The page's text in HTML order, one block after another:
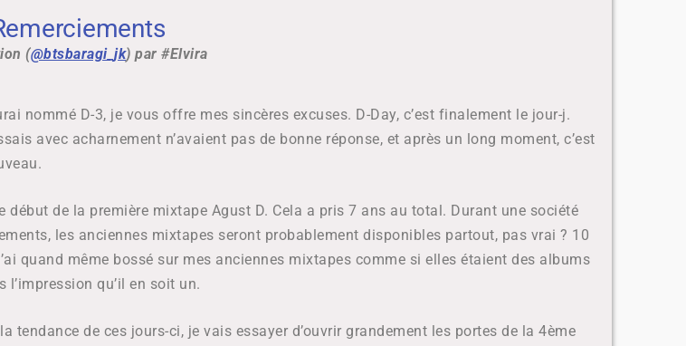
(@btsbaragi_jk) par #Elvira
nommé D-3, je vous offre mes sincères excuses. D-Day, c’est finalement le jour-j.
avec acharnement n’avaient pas de bonne réponse, et après un long moment, c’est
début de la première mixtape Agust D. Cela a pris 7 ans au total. Durant une société
les anciennes mixtapes seront probablement disponibles partout, pas vrai ? 10
quand même bossé sur mes anciennes mixtapes comme si elles étaient des albums
qu’il en soit un.
tendance de ces jours-ci, je vais essayer d’ouvrir grandement les portes de la 4ème